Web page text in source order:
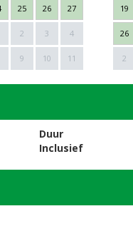
25 26 27
2 3 4
9 10 11
19
26
2
Duur
Inclusief